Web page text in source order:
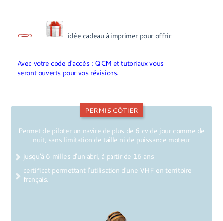
idée cadeau à imprimer pour offrir
Avec votre code d'accès : QCM et tutoriaux vous
seront ouverts pour vos révisions.
PERMIS CÔTIER
Permet de piloter un navire de plus de 6 cv de jour comme de
nuit, sans limitation de taille ni de puissance moteur
jusqu'à 6 milles d'un abri, à partir de 16 ans
certificat permettant l'utilisation d'une VHF en territoire
français.